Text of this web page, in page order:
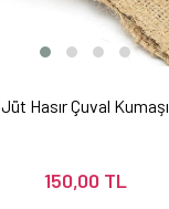
Jüt Hasır Çuval Kumaşı
150,00 TL